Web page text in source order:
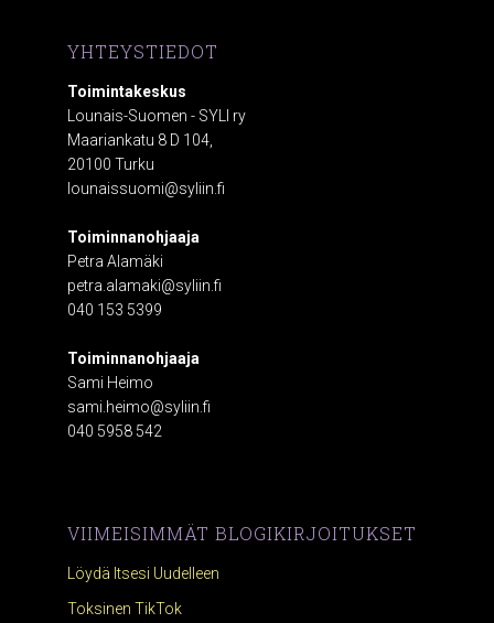
YHTEYSTIEDOT
Toimintakeskus
Lounais-Suomen - SYLI ry
Maariankatu 8 D 104,
20100 Turku
lounaissuomi@syliin.fi
Toiminnanohjaaja
Petra Alamäki
petra.alamaki@syliin.fi
040 153 5399
Toiminnanohjaaja
Sami Heimo
sami.heimo@syliin.fi
040 5958 542
VIIMEISIMMÄT BLOGIKIRJOITUKSET
Löydä Itsesi Uudelleen
Toksinen TikTok